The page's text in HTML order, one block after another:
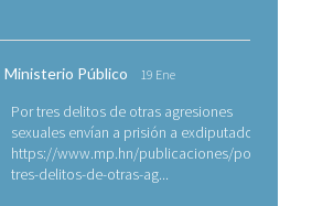
Ministerio Público 19 Ene
Por tres delitos de otras agresiones
sexuales envían a prisión a exdiputado
https://www.mp.hn/publicaciones/por-
tres-delitos-de-otras-ag...